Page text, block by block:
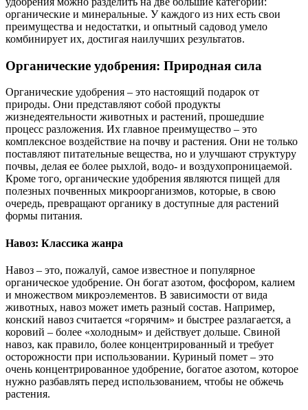
органические и минеральные. У каждого из них есть свои
преимущества и недостатки, и опытный садовод умело
комбинирует их, достигая наилучших результатов.
Органические удобрения: Природная сила
Органические удобрения – это настоящий подарок от
природы. Они представляют собой продукты
жизнедеятельности животных и растений, прошедшие
процесс разложения. Их главное преимущество – это
комплексное воздействие на почву и растения. Они не только
поставляют питательные вещества, но и улучшают структуру
почвы, делая ее более рыхлой, водо- и воздухопроницаемой.
Кроме того, органические удобрения являются пищей для
полезных почвенных микроорганизмов, которые, в свою
очередь, превращают органику в доступные для растений
формы питания.
Навоз: Классика жанра
Навоз – это, пожалуй, самое известное и популярное
органическое удобрение. Он богат азотом, фосфором, калием
и множеством микроэлементов. В зависимости от вида
животных, навоз может иметь разный состав. Например,
конский навоз считается «горячим» и быстрее разлагается, а
коровий – более «холодным» и действует дольше. Свиной
навоз, как правило, более концентрированный и требует
осторожности при использовании. Куриный помет – это
очень концентрированное удобрение, богатое азотом, которое
нужно разбавлять перед использованием, чтобы не обжечь
растения.